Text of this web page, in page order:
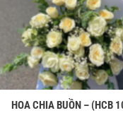
HOA CHIA BUỒN – (HCB